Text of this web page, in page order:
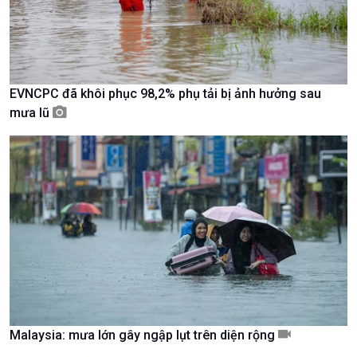
Chát với người nổi tiếng
Câu chuyện Thể thao
Video
Infographic
E-Magazine
Podcast
Góc nhìn VOV1
EVNCPC đã khôi phục 98,2% phụ tải bị ảnh hưởng sau
mưa lũ
Malaysia: mưa lớn gây ngập lụt trên diện rộng